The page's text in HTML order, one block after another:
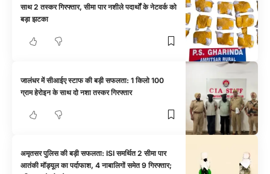
साथ 2 तस्कर गिरफ्तार, सीमा पार नशीले पदार्थों के नेटवर्क को
बड़ा झटका
जालंधर में सीआईए स्टाफ की बड़ी सफलता: 1 किलो 100
ग्राम हेरोइन के साथ दो नशा तस्कर गिरफ्तार
अमृतसर पुलिस की बड़ी सफलता: ISI समर्थित 2 सीमा पार
आतंकी मॉड्यूल का पर्दाफाश, 4 नाबालिगों समेत 9 गिरफ्तार;